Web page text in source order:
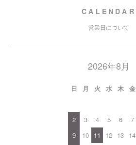
CALENDAR
営業日について
2026年8月
日 月 火 水 木 金
2
3 4 5 6 7
9
10 11 12 13 14